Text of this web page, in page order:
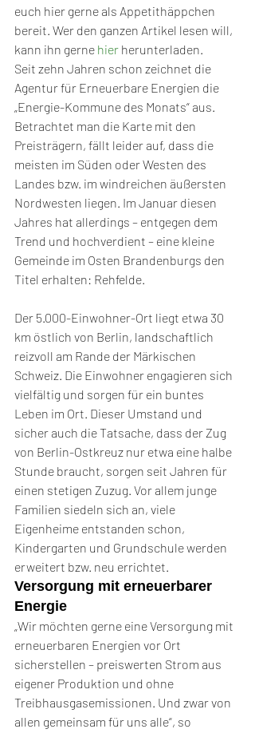
euch hier gerne als Appetithäppchen
bereit. Wer den ganzen Artikel lesen will,
kann ihn gerne hier herunterladen.
Seit zehn Jahren schon zeichnet die
Agentur für Erneuerbare Energien die
„Energie-Kommune des Monats“ aus.
Betrachtet man die Karte mit den
Preisträgern, fällt leider auf, dass die
meisten im Süden oder Westen des
Landes bzw. im windreichen äußersten
Nordwesten liegen. Im Januar diesen
Jahres hat allerdings – entgegen dem
Trend und hochverdient – eine kleine
Gemeinde im Osten Brandenburgs den
Titel erhalten: Rehfelde.
Der 5.000-Einwohner-Ort liegt etwa 30
km östlich von Berlin, landschaftlich
reizvoll am Rande der Märkischen
Schweiz. Die Einwohner engagieren sich
vielfältig und sorgen für ein buntes
Leben im Ort. Dieser Umstand und
sicher auch die Tatsache, dass der Zug
von Berlin-Ostkreuz nur etwa eine halbe
Stunde braucht, sorgen seit Jahren für
einen stetigen Zuzug. Vor allem junge
Familien siedeln sich an, viele
Eigenheime entstanden schon,
Kindergarten und Grundschule werden
erweitert bzw. neu errichtet.
Versorgung mit erneuerbarer
Energie
„Wir möchten gerne eine Versorgung mit
erneuerbaren Energien vor Ort
sicherstellen – preiswerten Strom aus
eigener Produktion und ohne
Treibhausgasemissionen. Und zwar von
allen gemeinsam für uns alle“, so